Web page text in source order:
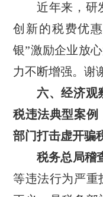
近年来，研
创新的税费优
银”激励企业放
力不断增强。谢
六、经济观
税违法典型案例
部门打击虚开骗
税务总局稽
等违法行为严重